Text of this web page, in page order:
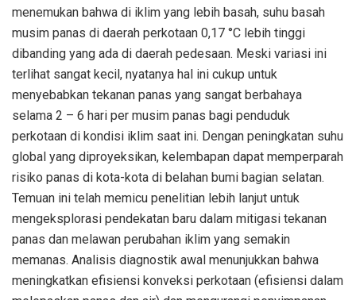
menemukan bahwa di iklim yang lebih basah, suhu basah
musim panas di daerah perkotaan 0,17 °C lebih tinggi
dibanding yang ada di daerah pedesaan. Meski variasi ini
terlihat sangat kecil, nyatanya hal ini cukup untuk
menyebabkan tekanan panas yang sangat berbahaya
selama 2 – 6 hari per musim panas bagi penduduk
perkotaan di kondisi iklim saat ini. Dengan peningkatan suhu
global yang diproyeksikan, kelembapan dapat memperparah
risiko panas di kota-kota di belahan bumi bagian selatan.
Temuan ini telah memicu penelitian lebih lanjut untuk
mengeksplorasi pendekatan baru dalam mitigasi tekanan
panas dan melawan perubahan iklim yang semakin
memanas. Analisis diagnostik awal menunjukkan bahwa
meningkatkan efisiensi konveksi perkotaan (efisiensi dalam